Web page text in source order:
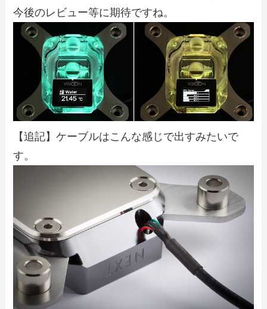
今後のレビュー等に期待ですね。
【追記】ケーブルはこんな感じで出すみたいで
す。